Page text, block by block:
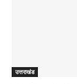
उत्तराखंड